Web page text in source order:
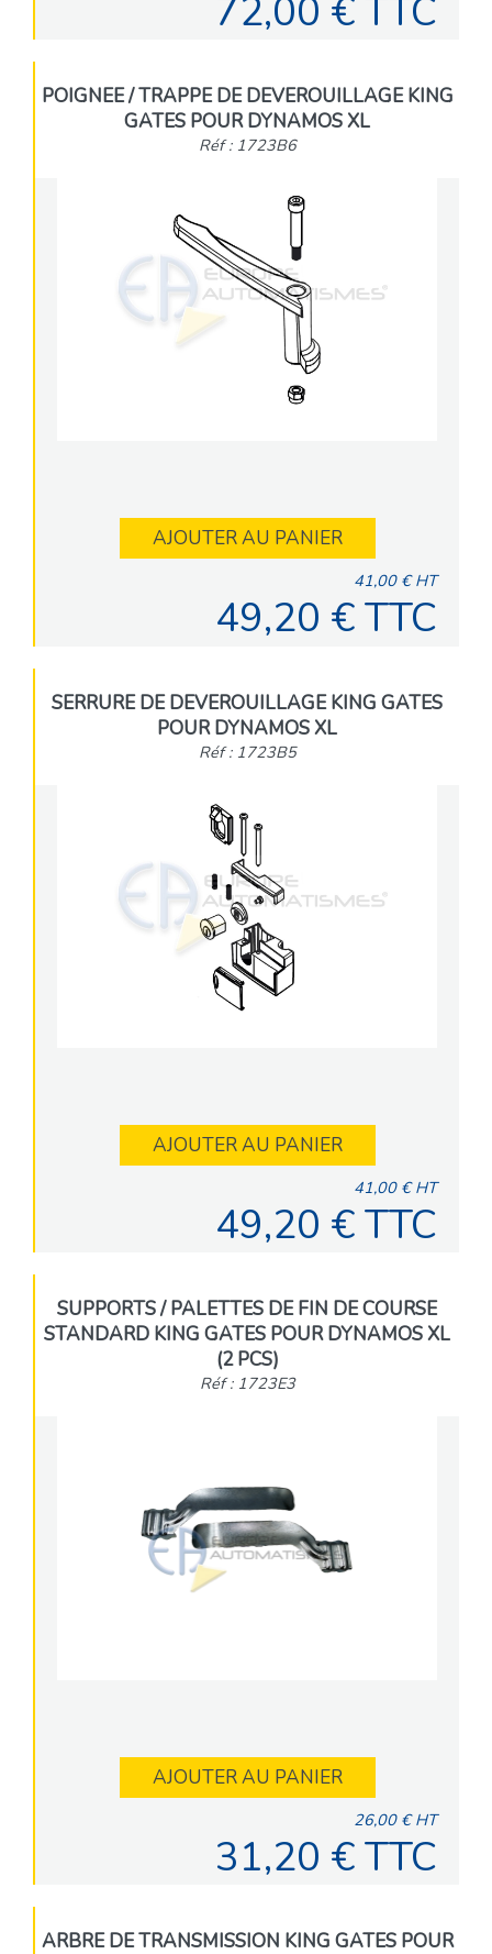
72,00 € TTC
POIGNEE / TRAPPE DE DEVEROUILLAGE KING
GATES POUR DYNAMOS XL
Réf : 1723B6
AJOUTER AU PANIER
41,00 € HT
49,20 € TTC
SERRURE DE DEVEROUILLAGE KING GATES
POUR DYNAMOS XL
Réf : 1723B5
AJOUTER AU PANIER
41,00 € HT
49,20 € TTC
SUPPORTS / PALETTES DE FIN DE COURSE
STANDARD KING GATES POUR DYNAMOS XL
(2 PCS)
Réf : 1723E3
AJOUTER AU PANIER
26,00 € HT
31,20 € TTC
ARBRE DE TRANSMISSION KING GATES POUR